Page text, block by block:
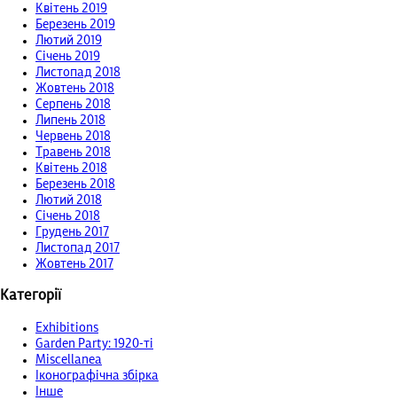
Квітень 2019
Березень 2019
Лютий 2019
Січень 2019
Листопад 2018
Жовтень 2018
Серпень 2018
Липень 2018
Червень 2018
Травень 2018
Квітень 2018
Березень 2018
Лютий 2018
Січень 2018
Грудень 2017
Листопад 2017
Жовтень 2017
Категорії
Exhibitions
Garden Party: 1920-ті
Miscellanea
Іконографічна збірка
Інше